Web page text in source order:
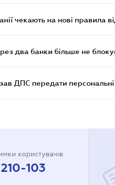
чекають на нові правила
два банки більше не
ДПС передати персональні
користувачів
103